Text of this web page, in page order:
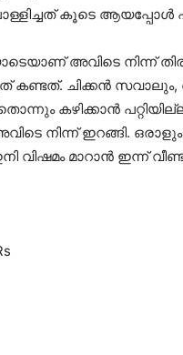
കൂടെ ആയപ്പോൾ
അവിടെ നിന്ന്
കണ്ടത്. ചിക്കൻ സവാലും,
കഴിക്കാൻ
നിന്ന് ഇറങ്ങി.
വിഷമം മാറാൻ